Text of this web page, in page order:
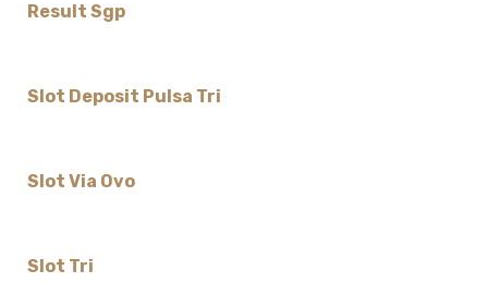
Result Sgp
Slot Deposit Pulsa Tri
Slot Via Ovo
Slot Tri